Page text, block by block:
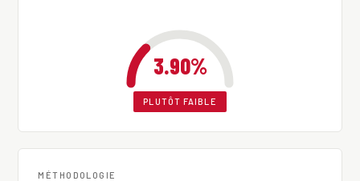
3.90%
PLUTÔT FAIBLE
MÉTHODOLOGIE